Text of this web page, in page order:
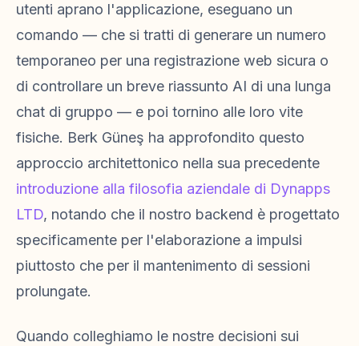
utenti aprano l'applicazione, eseguano un
comando — che si tratti di generare un numero
temporaneo per una registrazione web sicura o
di controllare un breve riassunto AI di una lunga
chat di gruppo — e poi tornino alle loro vite
fisiche. Berk Güneş ha approfondito questo
approccio architettonico nella sua precedente
introduzione alla filosofia aziendale di Dynapps
LTD, notando che il nostro backend è progettato
specificamente per l'elaborazione a impulsi
piuttosto che per il mantenimento di sessioni
prolungate.
Quando colleghiamo le nostre decisioni sui